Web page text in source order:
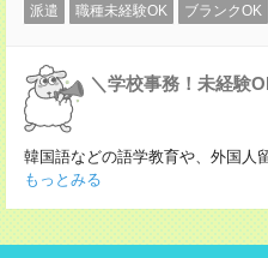
派遣 職種未経験OK ブランクOK
＼学校事務！未経験
韓国語などの語学教育や、外国人
もっとみる